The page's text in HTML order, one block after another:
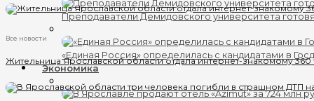
Преподаватели Демидовского университета
«Единая Россия» определилась с кандидатами в
Экономика
Все новости
Жительница Ярославской области отдала интернет-знакомому 360